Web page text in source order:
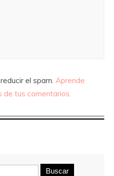
el spam. Aprende
de tus comentarios.
Buscar